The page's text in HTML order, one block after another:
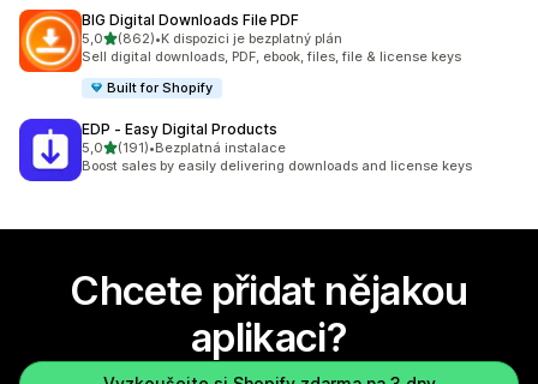
BIG Digital Downloads File PDF
5,0z 5 hvězd
(862)
Celkový počet recenzí: 862
•K dispozici je bezplatný plán
Sell digital downloads, PDF, ebook, files, file & license keys
Built for Shopify
EDP ‑ Easy Digital Products
5,0z 5 hvězd
(191)
Celkový počet recenzí: 191
•Bezplatná instalace
Boost sales by easily delivering downloads and license keys
Chcete přidat nějakou
aplikaci?